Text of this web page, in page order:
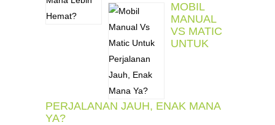
MOBIL
MANUAL
VS MATIC
UNTUK
PERJALANAN JAUH, ENAK MANA
YA?